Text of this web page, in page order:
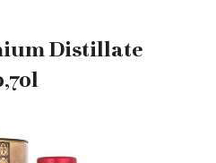
Distillate